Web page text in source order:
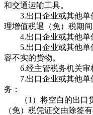
和交通运输工具。
3.出口企业或其他单
理增值税退（免）税期间
4.出口企业或其他单
5.出口企业或其他单
容不实的货物。
6.经主管税务机关审
7.出口企业或其他单
务：
（1）将空白的出口货
（免）税凭证交由除签